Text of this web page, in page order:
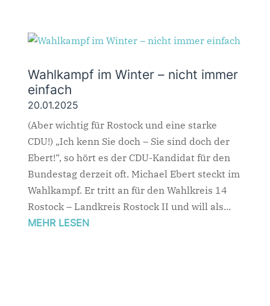
Wahlkampf im Winter – nicht immer
einfach
20.01.2025
(Aber wichtig für Rostock und eine starke
CDU!) „Ich kenn Sie doch – Sie sind doch der
Ebert!“, so hört es der CDU-Kandidat für den
Bundestag derzeit oft. Michael Ebert steckt im
Wahlkampf. Er tritt an für den Wahlkreis 14
Rostock – Landkreis Rostock II und will als...
MEHR LESEN